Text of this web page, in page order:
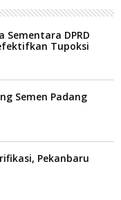
Sementara DPRD
Tupoksi
Semen Padang
Pekanbaru